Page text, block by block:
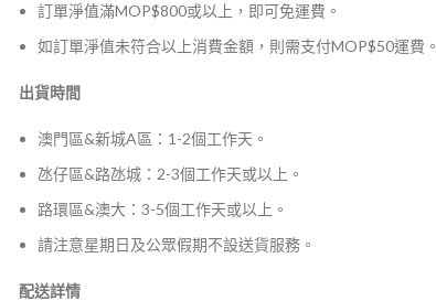
訂單淨值滿MOP$800或以上，即可免運費。
如訂單淨值未符合以上消費金額，則需支付MOP$50運費。
出貨時間
澳門區&新城A區：1-2個工作天。
氹仔區&路氹城：2-3個工作天或以上。
路環區&澳大：3-5個工作天或以上。
請注意星期日及公眾假期不設送貨服務。
配送詳情